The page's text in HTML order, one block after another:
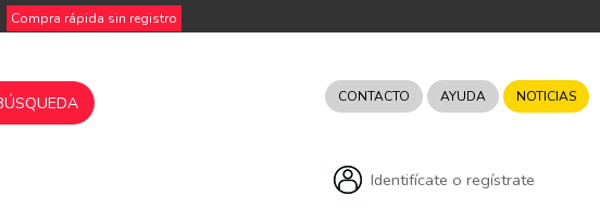
Compra rápida sin registro
CONTACTO AYUDA NOTICIAS
Identifícate o regístrate